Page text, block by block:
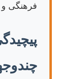
فرهنگی و